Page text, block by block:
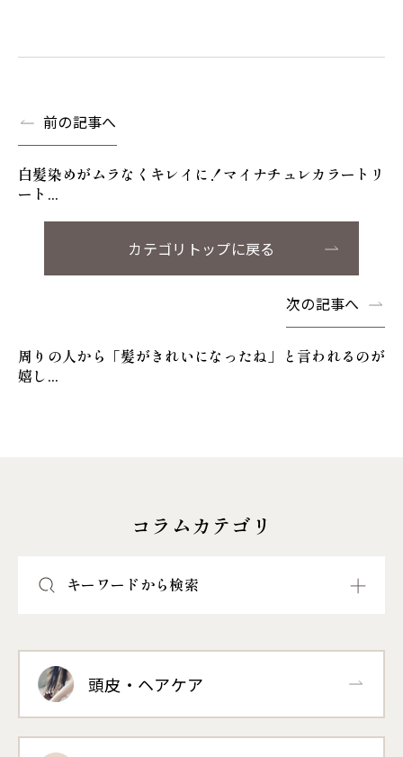
前の記事へ
白髪染めがムラなくキレイに！マイナチュレカラートリ
ート...
カテゴリトップに戻る
次の記事へ
周りの人から「髪がきれいになったね」と言われるのが
嬉し...
コラムカテゴリ
キーワードから検索
頭皮・ヘアケア